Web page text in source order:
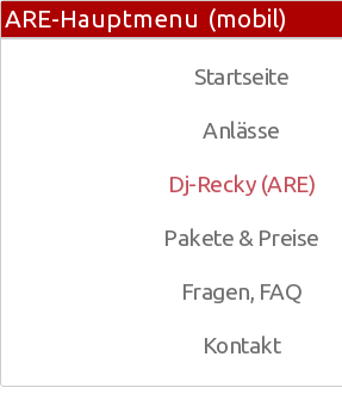
ARE-Hauptmenu (mobil)
Startseite
Anlässe
Dj-Recky (ARE)
Pakete & Preise
Fragen, FAQ
Kontakt